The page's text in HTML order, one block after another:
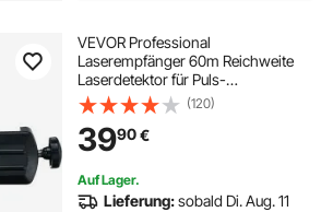
VEVOR Professional
Laserempfänger 60m Reichweite
Laserdetektor für Puls-
Kreuzlinienlaser ±1,5mm
Nivellierbereich 1,5-V-Batterien 20
Stunden Betriebszeit doppelte LCD-
Display mit
Hintergrundbeleuchtung
(120)
3990€
Auf Lager.
Lieferung:sobald Di. Aug. 11